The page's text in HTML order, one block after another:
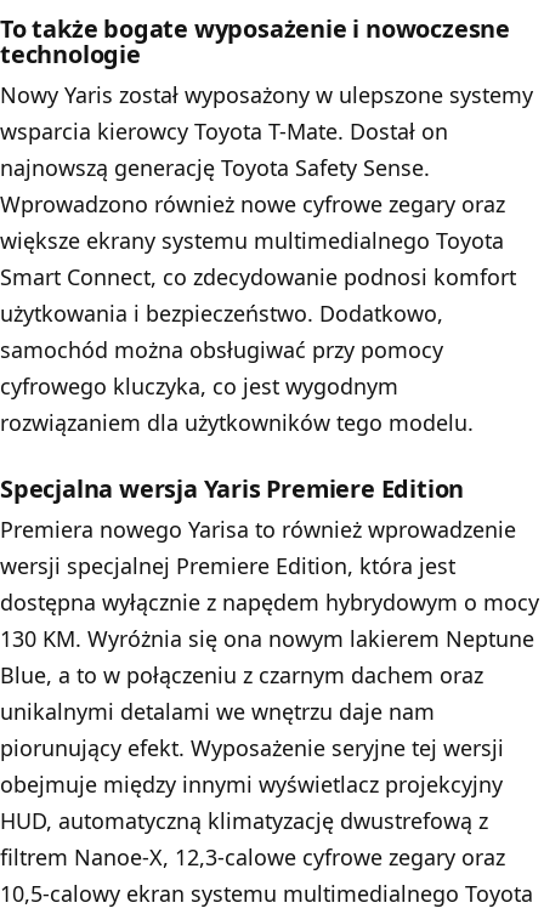
To także bogate wyposażenie i nowoczesne
technologie
Nowy Yaris został wyposażony w ulepszone systemy
wsparcia kierowcy Toyota T-Mate. Dostał on
najnowszą generację Toyota Safety Sense.
Wprowadzono również nowe cyfrowe zegary oraz
większe ekrany systemu multimedialnego Toyota
Smart Connect, co zdecydowanie podnosi komfort
użytkowania i bezpieczeństwo. Dodatkowo,
samochód można obsługiwać przy pomocy
cyfrowego kluczyka, co jest wygodnym
rozwiązaniem dla użytkowników tego modelu.
Specjalna wersja Yaris Premiere Edition
Premiera nowego Yarisa to również wprowadzenie
wersji specjalnej Premiere Edition, która jest
dostępna wyłącznie z napędem hybrydowym o mocy
130 KM. Wyróżnia się ona nowym lakierem Neptune
Blue, a to w połączeniu z czarnym dachem oraz
unikalnymi detalami we wnętrzu daje nam
piorunujący efekt. Wyposażenie seryjne tej wersji
obejmuje między innymi wyświetlacz projekcyjny
HUD, automatyczną klimatyzację dwustrefową z
filtrem Nanoe-X, 12,3-calowe cyfrowe zegary oraz
10,5-calowy ekran systemu multimedialnego Toyota